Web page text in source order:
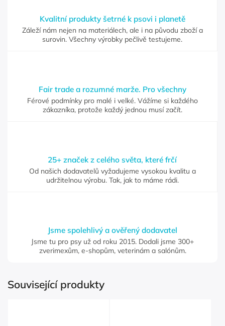
Kvalitní produkty šetrné k psovi i planetě
Záleží nám nejen na materiálech, ale i na původu zboží a
surovin. Všechny výrobky pečlivě testujeme.
Fair trade a rozumné marže. Pro všechny
Férové podmínky pro malé i velké. Vážíme si každého
zákazníka, protože každý jednou musí začít.
25+ značek z celého světa, které frčí
Od našich dodavatelů vyžadujeme vysokou kvalitu a
udržitelnou výrobu. Tak, jak to máme rádi.
Jsme spolehlivý a ověřený dodavatel
Jsme tu pro psy už od roku 2015. Dodali jsme 300+
zverimexům, e-shopům, veterinám a salónům.
Související produkty